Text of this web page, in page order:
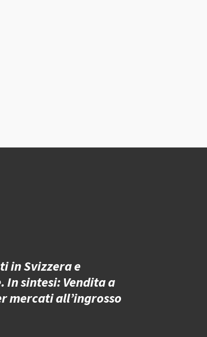
in Svizzera e
sintesi: Vendita a
mercati all’ingrosso